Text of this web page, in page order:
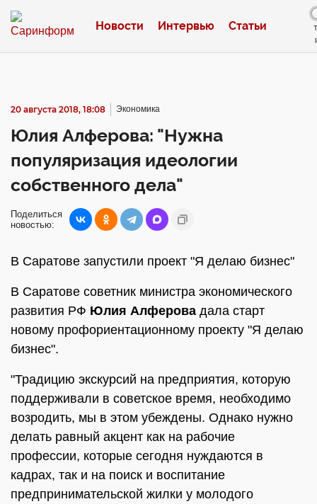
Новости Интервью Статьи
20 августа 2018, 18:08 Экономика
Юлия Алферова: "Нужна
популяризация идеологии
собственного дела"
Поделиться
новостью:
В Саратове запустили проект "Я делаю бизнес"
В Саратове советник министра экономического
развития РФ Юлия Алферова дала старт
новому профориентационному проекту "Я делаю
бизнес".
"Традицию экскурсий на предприятия, которую
поддерживали в советское время, необходимо
возродить, мы в этом убеждены. Однако нужно
делать равный акцент как на рабочие
профессии, которые сегодня нуждаются в
кадрах, так и на поиск и воспитание
предпринимательской жилки у молодого